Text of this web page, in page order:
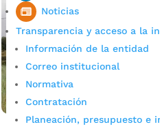
Noticias
Transparencia y acceso a la
Información de la entidad
Correo institucional
Normativa
Contratación
Planeación, presupuesto e